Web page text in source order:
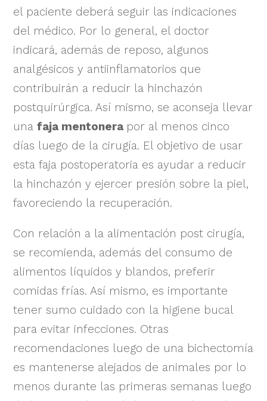
el paciente deberá seguir las indicaciones
del médico. Por lo general, el doctor
indicará, además de reposo, algunos
analgésicos y antiinflamatorios que
contribuirán a reducir la hinchazón
postquirúrgica. Así mismo, se aconseja llevar
unafaja mentonera por al menos cinco
días luego de la cirugía. El objetivo de usar
esta faja postoperatoria es ayudar a reducir
la hinchazón y ejercer presión sobre la piel,
favoreciendo la recuperación.
Con relación a la alimentación post cirugía,
se recomienda, además del consumo de
alimentos líquidos y blandos, preferir
comidas frías. Así mismo, es importante
tener sumo cuidado con la higiene bucal
para evitar infecciones. Otras
recomendaciones luego de una bichectomía
es mantenerse alejados de animales por lo
menos durante las primeras semanas luego